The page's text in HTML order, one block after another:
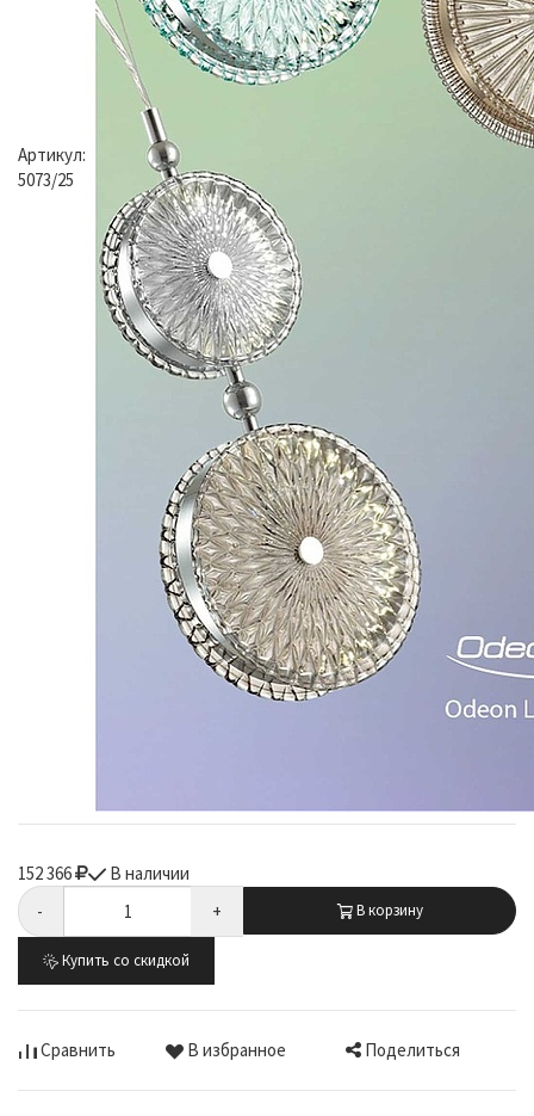
Артикул:
5073/25
152 366
В наличии
-
+ В корзину
Купить со скидкой
Сравнить В избранное Поделиться